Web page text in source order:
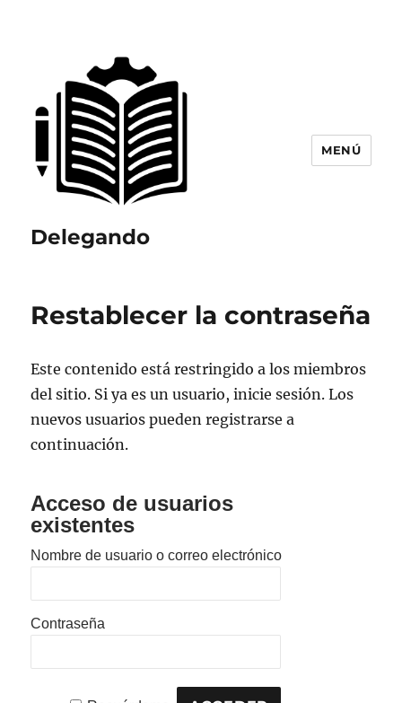
Delegando
MENÚ
Restablecer la contraseña
Este contenido está restringido a los miembros
del sitio. Si ya es un usuario, inicie sesión. Los
nuevos usuarios pueden registrarse a
continuación.
Acceso de usuarios
existentes
Nombre de usuario o correo electrónico
Contraseña